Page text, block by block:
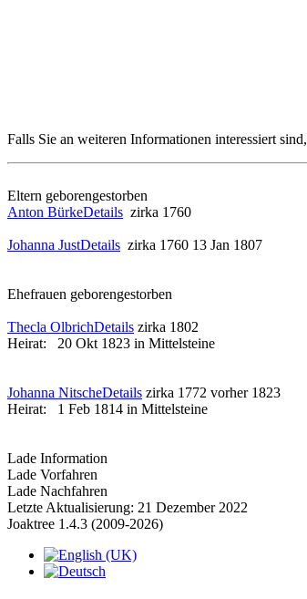
Falls Sie an weiteren Informationen interessiert
Eltern geborengestorben
Anton BürkeDetails zirka 1760
Johanna JustDetails zirka 1760 13 Jan 1807
Ehefrauen geborengestorben
Thecla OlbrichDetails zirka 1802
Heirat:
20 Okt 1823 in Mittelsteine
Johanna NitscheDetails zirka 1772 vorher 1823
Heirat:
1 Feb 1814 in Mittelsteine
Lade Information
Lade Vorfahren
Lade Nachfahren
Letzte Aktualisierung: 21 Dezember 2022
Joaktree 1.4.3 (2009-2026)